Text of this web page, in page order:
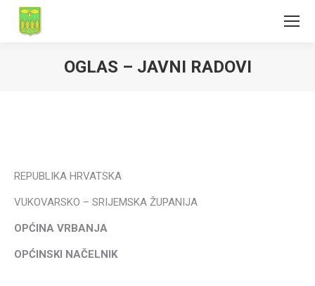
OGLAS – JAVNI RADOVI
REPUBLIKA HRVATSKA
VUKOVARSKO – SRIJEMSKA ŽUPANIJA
OPĆINA VRBANJA
OPĆINSKI NAČELNIK